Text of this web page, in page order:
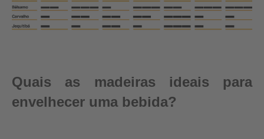
Quais as madeiras ideais para
envelhecer uma bebida?